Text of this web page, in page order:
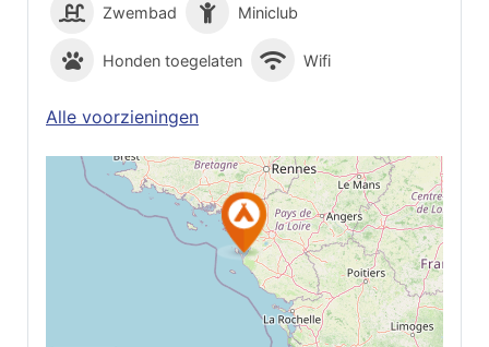
Zwembad Miniclub
Honden toegelaten Wifi
Alle voorzieningen
Op Google Maps
bekijken